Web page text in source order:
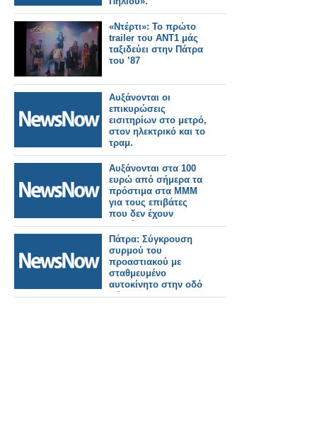
«Ντέρτι»: Το πρώτο
trailer του ΑΝΤ1 μάς
ταξιδεύει στην Πάτρα
του ’87
Αυξάνονται οι
επικυρώσεις
εισιτηρίων στο μετρό,
στον ηλεκτρικό και το
τραμ.
Αυξάνονται στα 100
ευρώ από σήμερα τα
πρόστιμα στα ΜΜΜ
για τους επιβάτες
που δεν έχουν
εισιτήριο.
Πάτρα: Σύγκρουση
συρμού του
προαστιακού με
σταθμευμένο
αυτοκίνητο στην οδό
Νόρμαν.